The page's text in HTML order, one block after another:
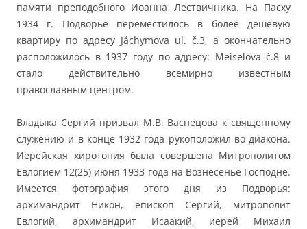
памяти преподобного Иоанна Лествичника. На Пасху
1934 г. Подворье переместилось в более дешевую
квартиру по адресу Jáchymova ul. č.3, а окончательно
расположилось в 1937 году по адресу: Meiselova č.8 и
стало действительно всемирно известным
православным центром.
Владыка Сергий призвал М.В. Васнецова к священному
служению и в конце 1932 года рукоположил во диакона.
Иерейская хиротония была совершена Митрополитом
Евлогием 12(25) июня 1933 года на Bознесенье Господне.
Имеется фотография этого дня из Подворья:
архимандрит Никон, епископ Сергий, митрополит
Евлогий, архимандрит Исаакий, иерей Михаил